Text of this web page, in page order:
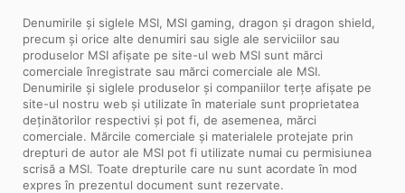
Denumirile și siglele MSI, MSI gaming, dragon și dragon shield,
precum și orice alte denumiri sau sigle ale serviciilor sau
produselor MSI afișate pe site-ul web MSI sunt mărci
comerciale înregistrate sau mărci comerciale ale MSI.
Denumirile și siglele produselor și companiilor terțe afișate pe
site-ul nostru web și utilizate în materiale sunt proprietatea
deținătorilor respectivi și pot fi, de asemenea, mărci
comerciale. Mărcile comerciale și materialele protejate prin
drepturi de autor ale MSI pot fi utilizate numai cu permisiunea
scrisă a MSI. Toate drepturile care nu sunt acordate în mod
expres în prezentul document sunt rezervate.